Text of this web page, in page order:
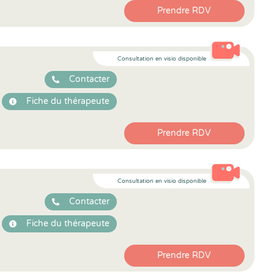
Prendre RDV
Consultation en visio disponible
Contacter
Fiche du thérapeute
Prendre RDV
Consultation en visio disponible
Contacter
Fiche du thérapeute
Prendre RDV